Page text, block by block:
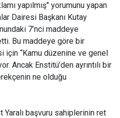
yapılmış" yorumunu yapan
Dairesi Başkanı Kutay
7’nci maddeye
Bu maddeye göre bir
için “Kamu düzenine ve genel
Ancak Enstitü’den ayrıntılı bir
ne olduğu
başvuru sahiplerinin ret